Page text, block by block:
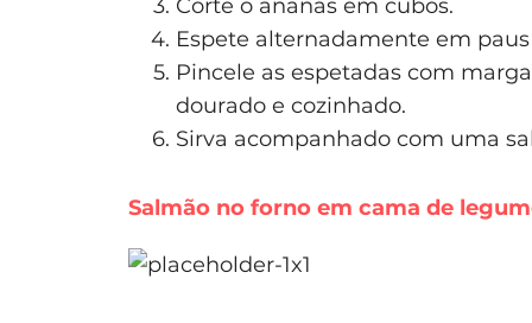
Corte o ananás em cubos.
Espete alternadamente em
Pincele as espetadas com
dourado e cozinhado.
Sirva acompanhado com uma
Salmão no forno em cama de